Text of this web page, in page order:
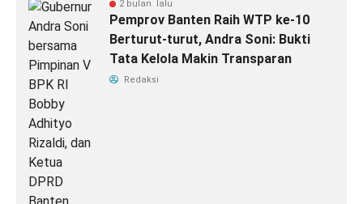
2 bulan lalu
Pemprov Banten Raih WTP ke-10
Berturut-turut, Andra Soni: Bukti
Tata Kelola Makin Transparan
Redaksi